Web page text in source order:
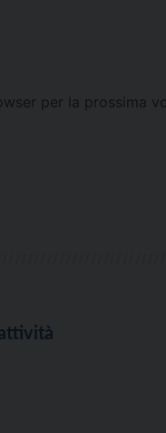
per la prossima